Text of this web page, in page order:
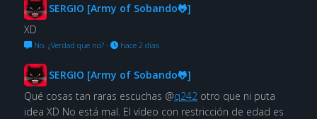
SERGIO [Army of Sobando🐸]
XD
No. ¿Verdad que no?· hace 2 días
SERGIO [Army of Sobando🐸]
Qué cosas tan raras escuchas @q242 otro que ni puta
idea XD No está mal. El vídeo con restricción de edad es